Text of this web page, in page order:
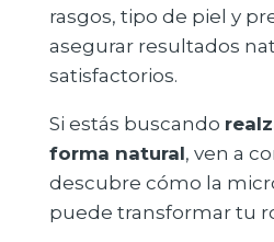
rasgos, tipo de piel y
asegurar resultados
satisfactorios.
Si estás buscando
forma natural, ven a
descubre cómo la
puede transformar tu